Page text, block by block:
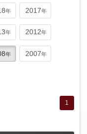
2017
2012
2007
1